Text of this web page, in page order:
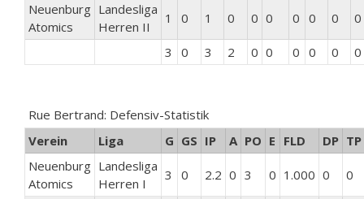
Neuenburg
Atomics
Landesliga
Herren II
1 0 1 0 0 0 0 0 0 0
3 0 3 2 0 0 0 0 0 0
Rue Bertrand: Defensiv-Statistik
Verein
Liga G GS IP A PO E FLD DP TP
Neuenburg
Atomics
Landesliga
Herren I
3 0 2.2 0 3 0 1.000 0 0